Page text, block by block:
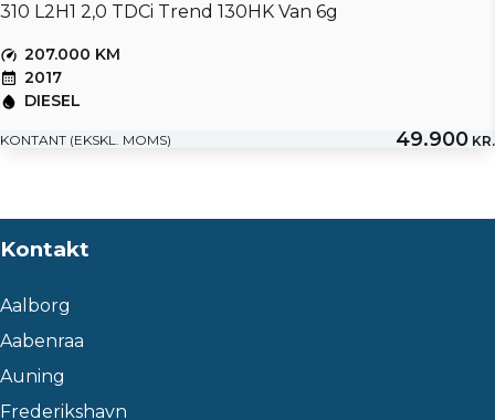
310 L2H1 2,0 TDCi Trend 130HK Van 6g
207.000 KM
2017
DIESEL
KONTANT (EKSKL. MOMS) 49.900 KR.
Kontakt
Aalborg
Aabenraa
Auning
Frederikshavn